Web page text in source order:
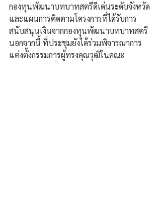
กองทุนพัฒนาบทบาทสตรีดีเด่นระดับจังหวัด
และแผนการติดตามโครงการที่ได้รับการ
สนับสนุนเงินจากกองทุนพัฒนาบทบาทสตรี
นอกจากนี้ ที่ประชุมยังได้ร่วมพิจารณาการ
แต่งตั้งกรรมการผู้ทรงคุณวุฒิในคณะ